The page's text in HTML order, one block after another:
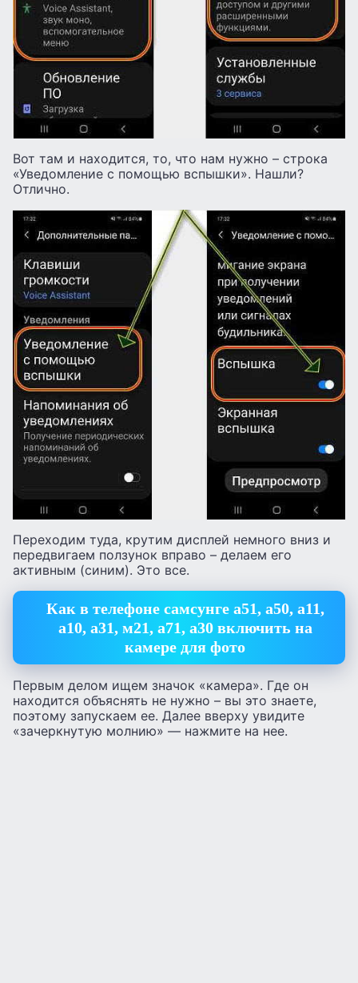
Вот там и находится, то, что нам нужно – строка
«Уведомление с помощью вспышки». Нашли?
Отлично.
Переходим туда, крутим дисплей немного вниз и
передвигаем ползунок вправо – делаем его
активным (синим). Это все.
Как в телефоне самсунге а51, а50, а11,
а10, а31, м21, а71, а30 включить на
камере для фото
Первым делом ищем значок «камера». Где он
находится объяснять не нужно – вы это знаете,
поэтому запускаем ее. Далее вверху увидите
«зачеркнутую молнию» — нажмите на нее.